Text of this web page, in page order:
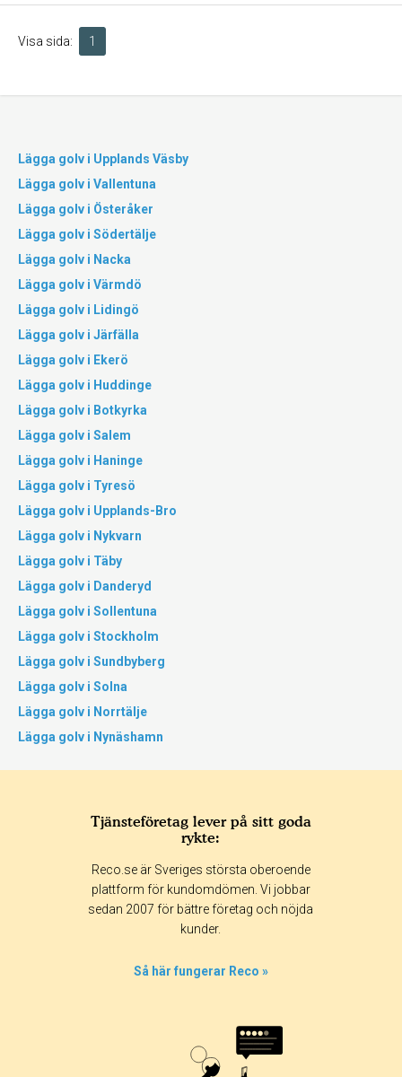
Visa sida: 1
Lägga golv i Upplands Väsby
Lägga golv i Vallentuna
Lägga golv i Österåker
Lägga golv i Södertälje
Lägga golv i Nacka
Lägga golv i Värmdö
Lägga golv i Lidingö
Lägga golv i Järfälla
Lägga golv i Ekerö
Lägga golv i Huddinge
Lägga golv i Botkyrka
Lägga golv i Salem
Lägga golv i Haninge
Lägga golv i Tyresö
Lägga golv i Upplands-Bro
Lägga golv i Nykvarn
Lägga golv i Täby
Lägga golv i Danderyd
Lägga golv i Sollentuna
Lägga golv i Stockholm
Lägga golv i Sundbyberg
Lägga golv i Solna
Lägga golv i Norrtälje
Lägga golv i Nynäshamn
Tjänsteföretag lever på sitt goda
rykte:
Reco.se är Sveriges största oberoende
plattform för kundomdömen. Vi jobbar
sedan 2007 för bättre företag och nöjda
kunder.
Så här fungerar Reco »